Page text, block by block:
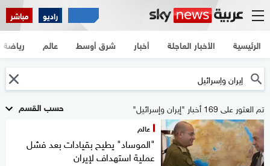
راديو مباشر
الرئيسية الأخبار العاجلة أخبار شرق أوسط عالم رياضة
حسب القسم تم العثور على 169 أخبار "إيران وإسرائيل"
عالم
"الموساد" يطيح بقيادات بعد فشل
عملية استهداف لإيران